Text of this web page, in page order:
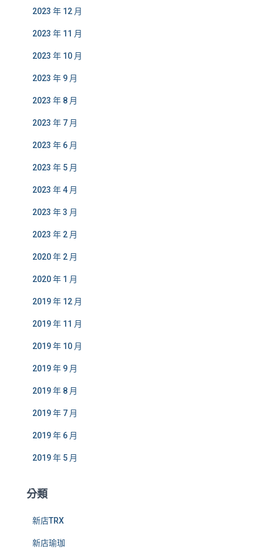
2023 年 12 月
2023 年 11 月
2023 年 10 月
2023 年 9 月
2023 年 8 月
2023 年 7 月
2023 年 6 月
2023 年 5 月
2023 年 4 月
2023 年 3 月
2023 年 2 月
2020 年 2 月
2020 年 1 月
2019 年 12 月
2019 年 11 月
2019 年 10 月
2019 年 9 月
2019 年 8 月
2019 年 7 月
2019 年 6 月
2019 年 5 月
分類
新店TRX
新店瑜珈